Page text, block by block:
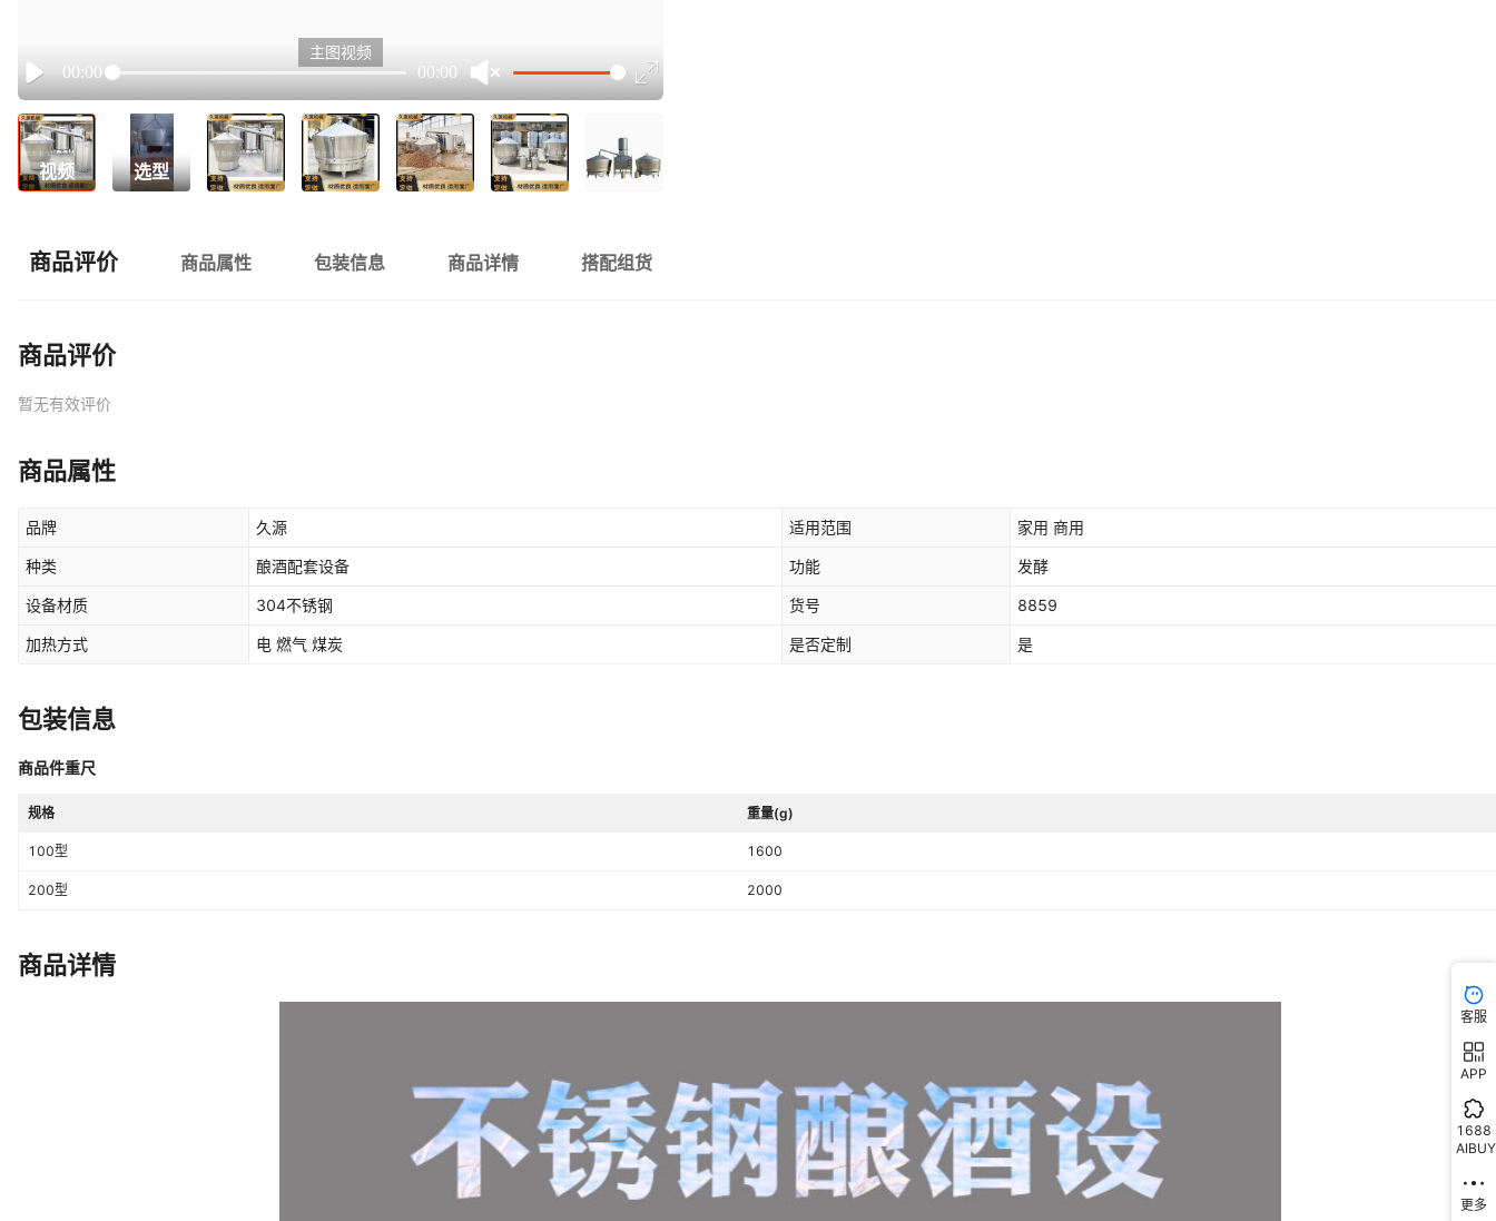
Play
00:00 00:00
主图视频
视频 选型
商品评价 商品属性 包装信息 商品详情 搭配组货
商品评价
暂无有效评价
商品属性
品牌 久源 适用范围 家用 商用
种类 酿酒配套设备 功能 发酵
设备材质 304不锈钢 货号 8859
加热方式 电 燃气 煤炭 是否定制 是
包装信息
商品件重尺
规格 重量(g)
100型 1600
200型 2000
商品详情
客服
APP
1688
AIBUY
更多